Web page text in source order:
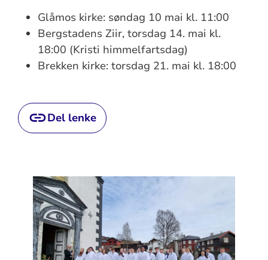
Glåmos kirke: søndag 10 mai kl. 11:00
Bergstadens Ziir, torsdag 14. mai kl.
18:00 (Kristi himmelfartsdag)
Brekken kirke: torsdag 21. mai kl. 18:00
Del lenke